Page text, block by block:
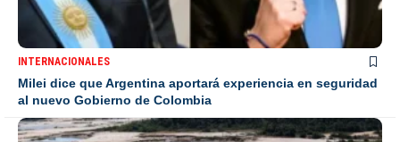
INTERNACIONALES
Milei dice que Argentina aportará experiencia en seguridad
al nuevo Gobierno de Colombia